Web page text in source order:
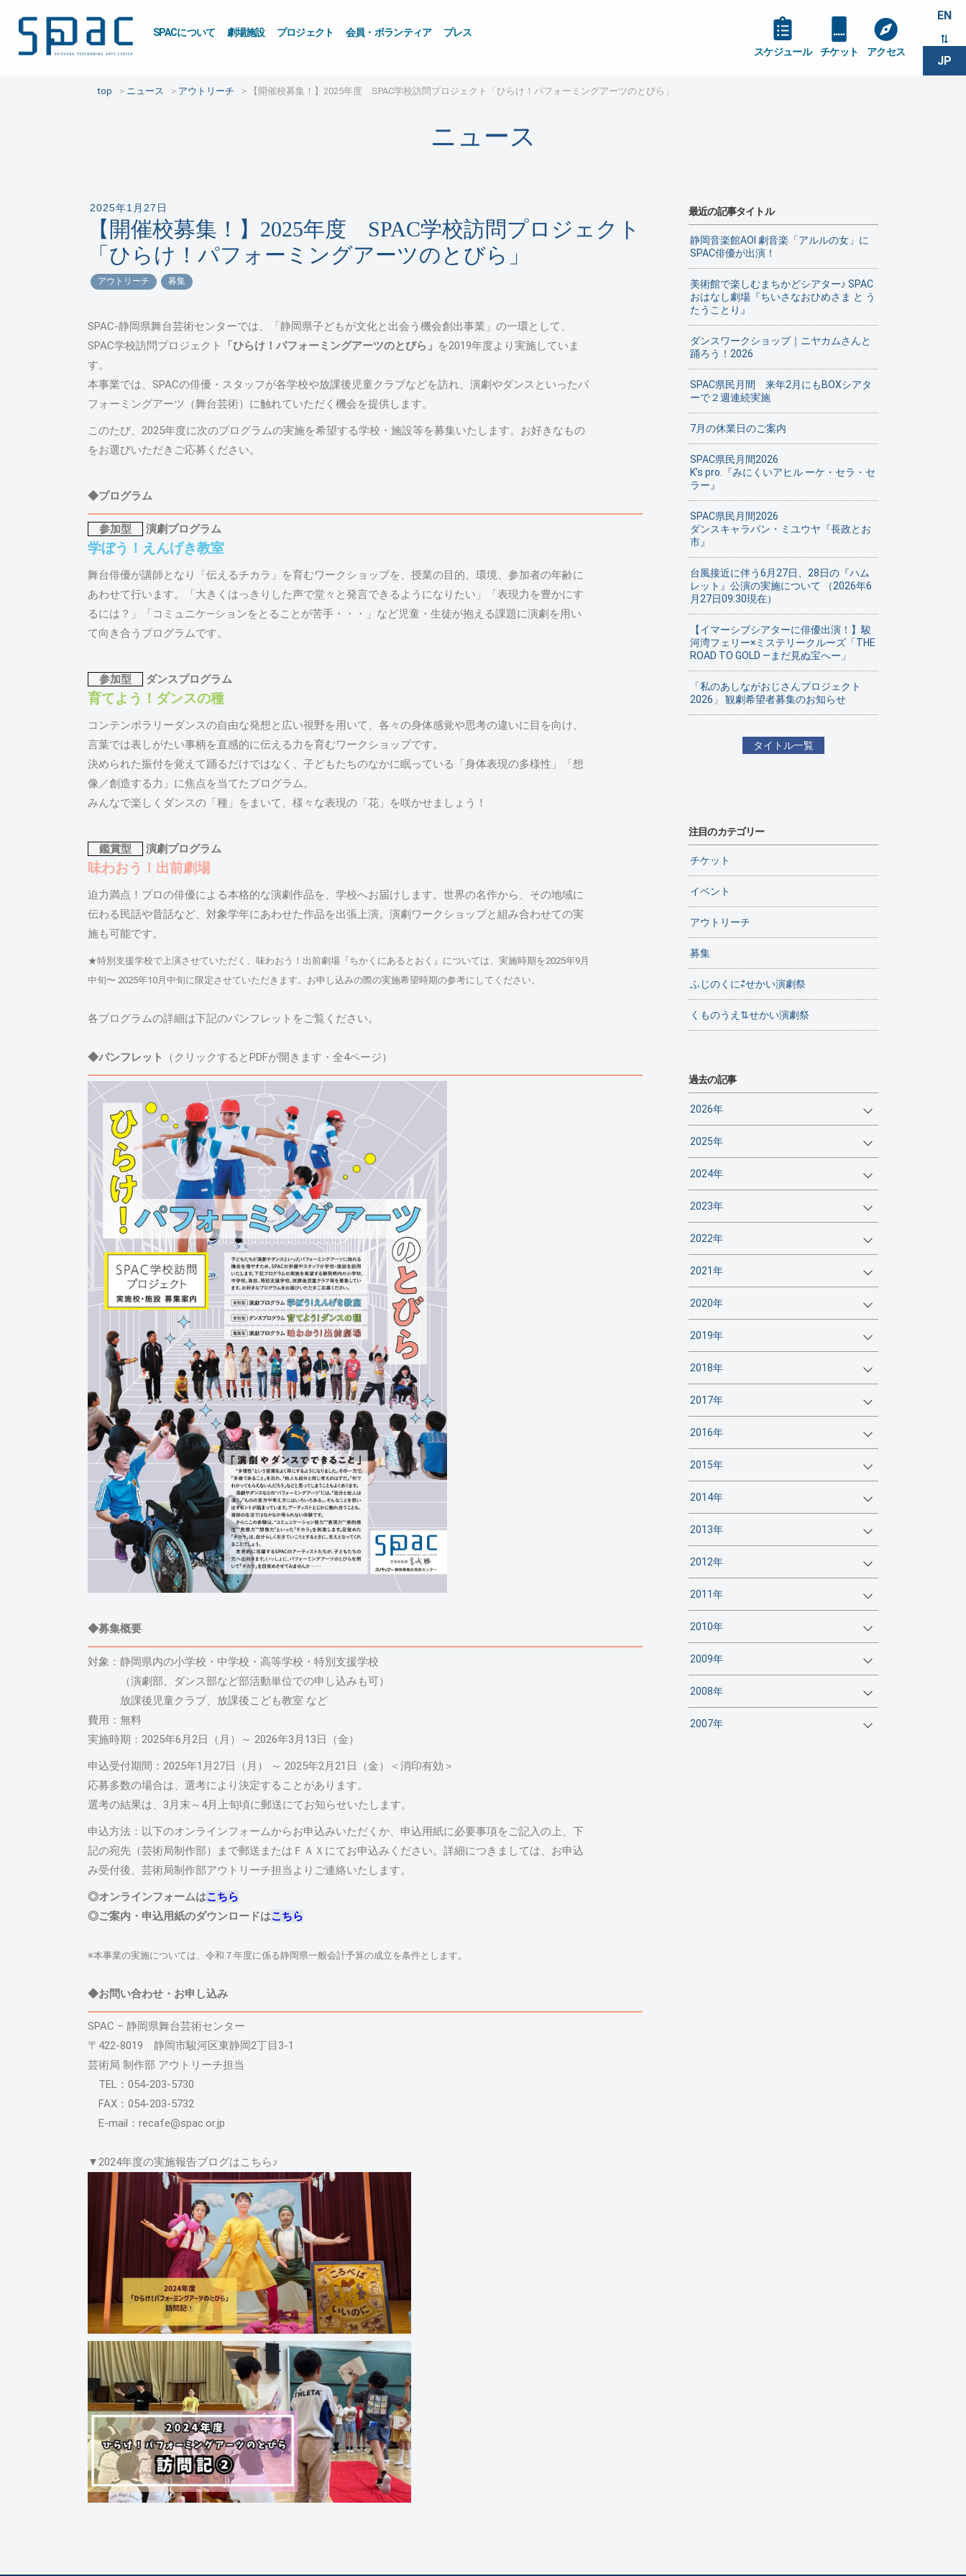
SPACについて 劇場施設 プロジェクト 会員・ボランティア プレス
EN
JP
スケジュール チケット アクセス
top ニュース アウトリーチ 【開催校募集！】2025年度 SPAC学校訪問プロジェクト「ひらけ！パフォーミングアーツのとびら」
ニュース
2025年1月27日
【開催校募集！】2025年度 SPAC学校訪問プロジェクト
「ひらけ！パフォーミングアーツのとびら」
アウトリーチ 募集
SPAC-静岡県舞台芸術センターでは、「静岡県子どもが文化と出会う機会創出事業」の一環として、
SPAC学校訪問プロジェクト
「ひらけ！パフォーミングアーツのとびら」 を2019年度より実施していま
す。
本事業では、SPACの俳優・スタッフが各学校や放課後児童クラブなどを訪れ、演劇やダンスといったパ
フォーミングアーツ（舞台芸術）に触れていただく機会を提供します。
このたび、2025年度に次のプログラムの実施を希望する学校・施設等を募集いたします。お好きなもの
をお選びいただきご応募ください。
◆プログラム
参加型 演劇プログラム
学ぼう！えんげき教室
舞台俳優が講師となり「伝えるチカラ」を育むワークショップを、授業の目的、環境、参加者の年齢に
あわせて行います。「大きくはっきりした声で堂々と発言できるようになりたい」「表現力を豊かにす
るには？」「コミュニケ―ションをとることが苦手・・・」など児童・生徒が抱える課題に演劇を用い
て向き合うプログラムです。
参加型 ダンスプログラム
育てよう！ダンスの種
コンテンポラリーダンスの自由な発想と広い視野を用いて、各々の身体感覚や思考の違いに目を向け、
言葉では表しがたい事柄を直感的に伝える力を育むワークショップです。
決められた振付を覚えて踊るだけではなく、子どもたちのなかに眠っている「身体表現の多様性」「想
像／創造する力」に焦点を当てたプログラム。
みんなで楽しくダンスの「種」をまいて、様々な表現の「花」を咲かせましょう！
鑑賞型 演劇プログラム
味わおう！出前劇場
迫力満点！プロの俳優による本格的な演劇作品を、学校へお届けします。世界の名作から、その地域に
伝わる民話や昔話など、対象学年にあわせた作品を出張上演。演劇ワークショップと組み合わせての実
施も可能です。
★特別支援学校で上演させていただく、味わおう！出前劇場『ちかくにあるとおく』については、実施時期を2025年9月
中旬〜 2025年10月中旬に限定させていただきます。お申し込みの際の実施希望時期の参考にしてください。
各プログラムの詳細は下記のパンフレットをご覧ください。
◆パンフレット （クリックするとPDFが開きます・全4ページ）
◆募集概要
対象：静岡県内の小学校・中学校・高等学校・特別支援学校
（演劇部、ダンス部など部活動単位での申し込みも可）
放課後児童クラブ、放課後こども教室 など
費用：無料
実施時期：2025年6月2日（月）～ 2026年3月13日（金）
申込受付期間：2025年1月27日（月） ～ 2025年2月21日（金）＜消印有効＞
応募多数の場合は、選考により決定することがあります。
選考の結果は、3月末～4月上旬頃に郵送にてお知らせいたします。
申込方法：以下のオンラインフォームからお申込みいただくか、申込用紙に必要事項をご記入の上、下
記の宛先（芸術局制作部）まで郵送またはＦＡＸにてお申込みください。詳細につきましては、お申込
み受付後、芸術局制作部アウトリーチ担当よりご連絡いたします。
◎オンラインフォームはこちら
◎ご案内・申込用紙のダウンロードはこちら
※本事業の実施については、令和７年度に係る静岡県一般会計予算の成立を条件とします。
◆お問い合わせ・お申し込み
SPAC – 静岡県舞台芸術センター
〒422-8019 静岡市駿河区東静岡2丁目3-1
芸術局 制作部 アウトリーチ担当
TEL：054-203-5730
FAX：054-203-5732
E-mail：recafe@spac.or.jp
▼2024年度の実施報告ブログはこちら♪
最近の記事タイトル
静岡音楽館AOI 劇音楽「アルルの女」に
SPAC俳優が出演！
美術館で楽しむまちかどシアター♪ SPAC
おはなし劇場『ちいさなおひめさま と う
たうことり』
ダンスワークショップ｜ニヤカムさんと
踊ろう！2026
SPAC県民月間 来年2月にもBOXシアタ
ーで２週連続実施
7月の休業日のご案内
SPAC県民月間2026
K’s pro.『みにくいアヒル ーケ・セラ・セ
ラー』
SPAC県民月間2026
ダンスキャラバン・ミユウヤ『長政とお
市』
台風接近に伴う6月27日、28日の『ハム
レット』公演の実施について （2026年6
月27日09:30現在）
【イマーシブシアターに俳優出演！】駿
河湾フェリー×ミステリークルーズ「THE
ROAD TO GOLD ―まだ見ぬ宝へー」
「私のあしながおじさんプロジェクト
2026」 観劇希望者募集のお知らせ
タイトル一覧
注目のカテゴリー
チケット
イベント
アウトリーチ
募集
ふじのくに⇄せかい演劇祭
くものうえ⇅せかい演劇祭
過去の記事
2026年
2025年
2024年
2023年
2022年
2021年
2020年
2019年
2018年
2017年
2016年
2015年
2014年
2013年
2012年
2011年
2010年
2009年
2008年
2007年